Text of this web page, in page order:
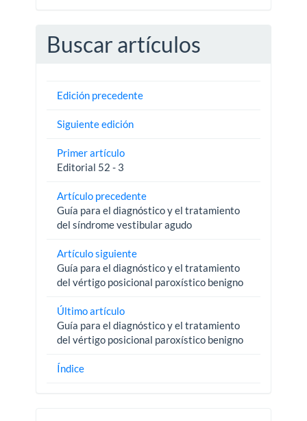
Buscar artículos
Edición precedente
Siguiente edición
Primer artículo
Editorial 52 - 3
Artículo precedente
Guía para el diagnóstico y el tratamiento
del síndrome vestibular agudo
Artículo siguiente
Guía para el diagnóstico y el tratamiento
del vértigo posicional paroxístico benigno
Último artículo
Guía para el diagnóstico y el tratamiento
del vértigo posicional paroxístico benigno
Índice